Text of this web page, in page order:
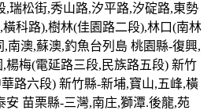
,瑞松街,秀山路,汐平路,汐碇路,東勢
科路),樹林(佳園路二段),林口(南林
南澳,蘇澳,釣魚台列島 桃園縣-復興,
楊梅(電延路三段,民族路五段) 新竹
路六段) 新竹縣-新埔,寶山,五峰,橫
安 苗栗縣-三灣,南庄,獅潭.後龍,苑